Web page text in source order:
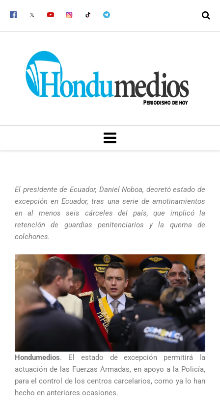
MENU
El presidente de Ecuador, Daniel Noboa, decretó estado de
excepción en Ecuador, tras una serie de amotinamientos
en al menos seis cárceles del país, que implicó la
retención de guardias penitenciarios y la quema de
colchones.
Hondumedios. El estado de excepción permitirá la
actuación de las Fuerzas Armadas, en apoyo a la Policía,
para el control de los centros carcelarios, como ya lo han
hecho en anteriores ocasiones.